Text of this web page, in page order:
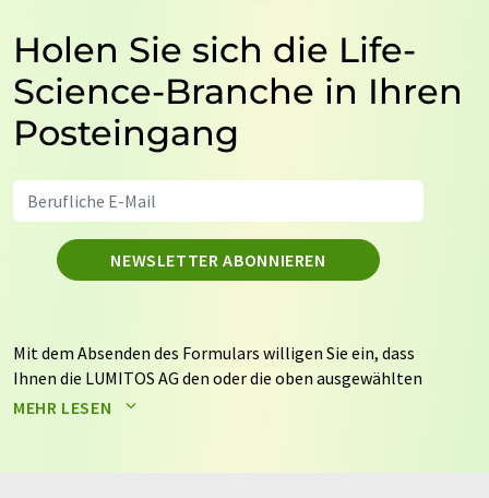
Holen Sie sich die Life-
Science-Branche in Ihren
Posteingang
NEWSLETTER ABONNIEREN
Mit dem Absenden des Formulars willigen Sie ein, dass
Ihnen die LUMITOS AG den oder die oben ausgewählten
Newsletter per E-Mail zusendet. Ihre Daten werden
auf Basis unsererDatenschutzerklärung. LUMITOS darf
MEHR LESEN